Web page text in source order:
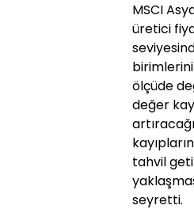
MSCI
üretici
ölçüde
değer
tahvil
seyretti.